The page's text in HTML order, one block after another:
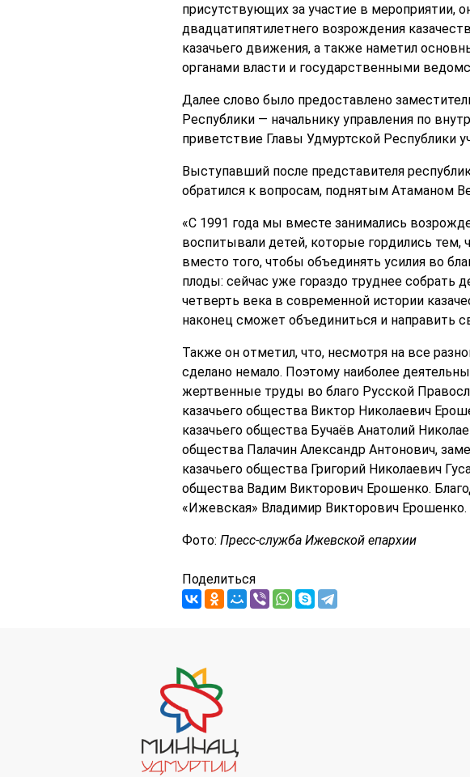
присутствующих за участие в мероприятии,
двадцатипятилетнего возрождения
казачьего движения, а также наметил
органами власти и государственными
Далее слово было предоставлено
Республики — начальнику управления по
приветствие Главы Удмуртской Республики
Выступавший после представителя
обратился к вопросам, поднятым Атаманом
«С 1991 года мы вместе занимались
воспитывали детей, которые гордились тем,
вместо того, чтобы объединять усилия во
плоды: сейчас уже гораздо труднее собрать
четверть века в современной истории
наконец сможет объединиться и направить
Также он отметил, что, несмотря на все
сделано немало. Поэтому наиболее
жертвенные труды во благо Русской
казачьего общества Виктор Николаевич
казачьего общества Бучаёв Анатолий
общества Палачин Александр Антонович,
казачьего общества Григорий Николаевич
общества Вадим Викторович Ерошенко.
«Ижевская» Владимир Викторович Ерошенко.
Фото: Пресс-служба Ижевской епархии
Поделиться